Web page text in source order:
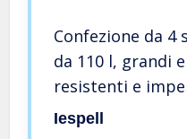
Confezione da
da 110 l, grandi
resistenti e
traslochi,
Iespell